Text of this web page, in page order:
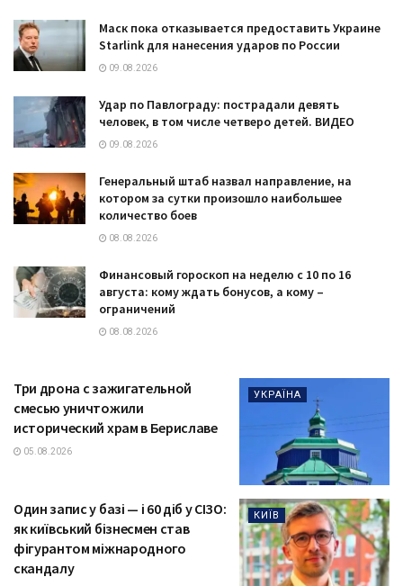
Маск пока отказывается предоставить Украине
Starlink для нанесения ударов по России
09.08.2026
Удар по Павлограду: пострадали девять
человек, в том числе четверо детей. ВИДЕО
09.08.2026
Генеральный штаб назвал направление, на
котором за сутки произошло наибольшее
количество боев
08.08.2026
Финансовый гороскоп на неделю с 10 по 16
августа: кому ждать бонусов, а кому –
ограничений
08.08.2026
УКРАЇНА
Три дрона с зажигательной
смесью уничтожили
исторический храм в Бериславе
05.08.2026
КИЇВ
Один запис у базі — і 60 діб у СІЗО:
як київський бізнесмен став
фігурантом міжнародного
скандалу